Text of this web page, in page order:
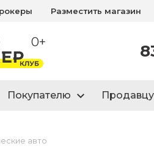
Разместить магазин
0+
Покупателю Продавцу
авто